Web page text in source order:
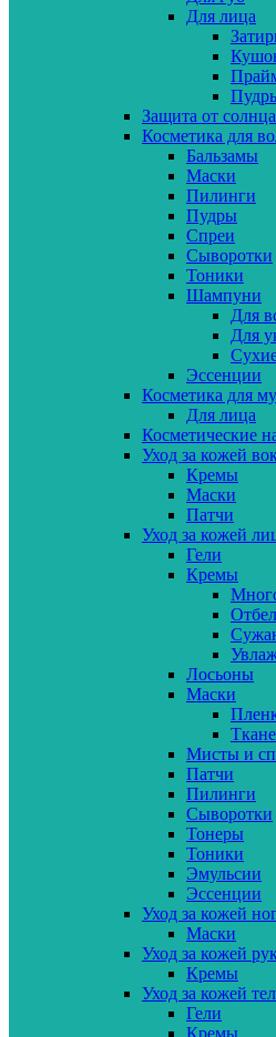
Для лица
Защита от солнца
Косметика для
Бальзамы
Маски
Пилинги
Пудры
Спреи
Сыворотки
Тоники
Шампуни
Для
Для
Эссенции
Косметика для
Для лица
Косметические
Уход за кожей
Кремы
Маски
Патчи
Уход за кожей
Гели
Кремы
Лосьоны
Маски
Мисты и
Патчи
Пилинги
Сыворотки
Тонеры
Тоники
Эмульсии
Эссенции
Уход за кожей
Маски
Уход за кожей
Кремы
Уход за кожей
Гели
Кремы